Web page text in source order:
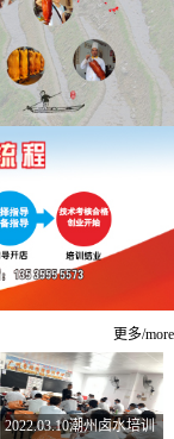
更多/more
2022.03.10潮州卤水培训